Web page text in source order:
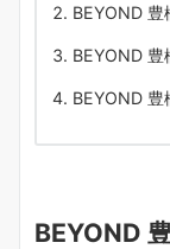
BEYOND 豊
BEYOND 豊
BEYOND 豊
BEYOND